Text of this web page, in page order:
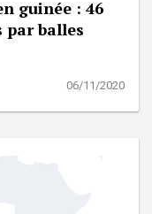
guinée : 46
par balles
06/11/2020